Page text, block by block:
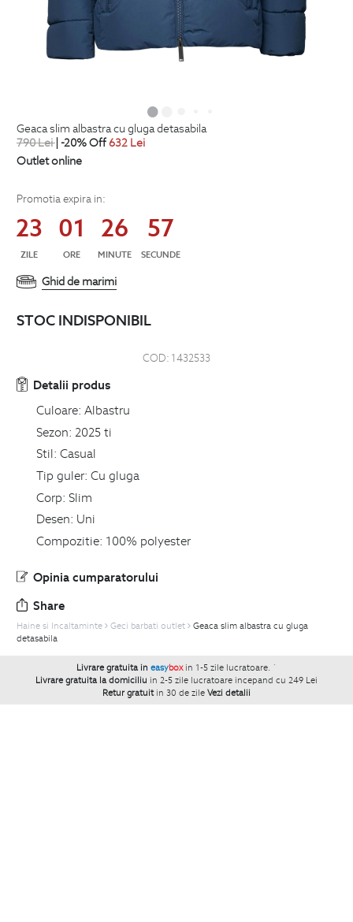
geaca slim albastra cu gluga detasabila
790Lei| -20% Off632 Lei
Outlet online
Promotia expira in:
23
ZILE
01
ORE
26
MINUTE
56
SECUNDE
Ghid de marimi
STOC INDISPONIBIL
COD: 1432533
Detalii produs
Culoare: Albastru
Sezon: 2025 ti
Stil: Casual
Tip guler: Cu gluga
Corp: Slim
Desen: Uni
Compozitie: 100% polyester
Opinia cumparatorului
Share
Haine si Incaltaminte Geci barbati outlet
Geaca slim albastra cu gluga
detasabila
Livrare gratuita in easybox in 1-5 zile lucratoare. `
Livrare gratuita la domiciliu in 2-5 zile lucratoare incepand cu 249 Lei
Retur gratuit in 30 de zile Vezi detalii